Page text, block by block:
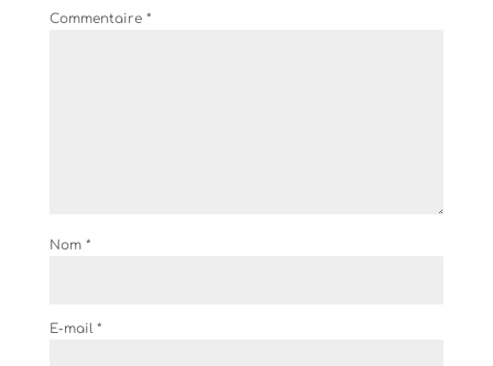
Commentaire *
Nom *
E-mail *